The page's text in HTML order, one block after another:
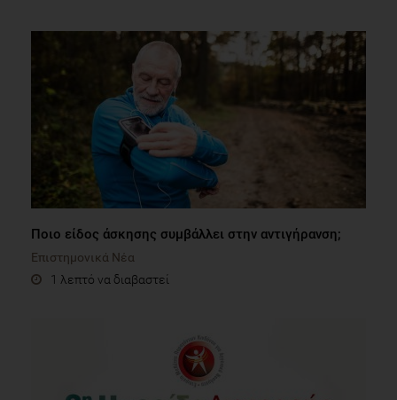
Ποιo είδος άσκησης συμβάλλει στην αντιγήρανση;
Επιστημονικά Νέα
1 λεπτό να διαβαστεί